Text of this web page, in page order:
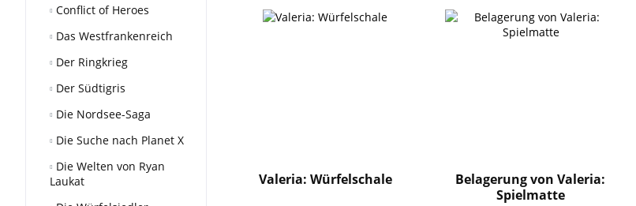
Conflict of Heroes
Das Westfrankenreich
Der Ringkrieg
Der Südtigris
Die Nordsee-Saga
Die Suche nach Planet X
Die Welten von Ryan
Laukat
Valeria: Würfelschale
Belagerung von Valeria:
Spielmatte